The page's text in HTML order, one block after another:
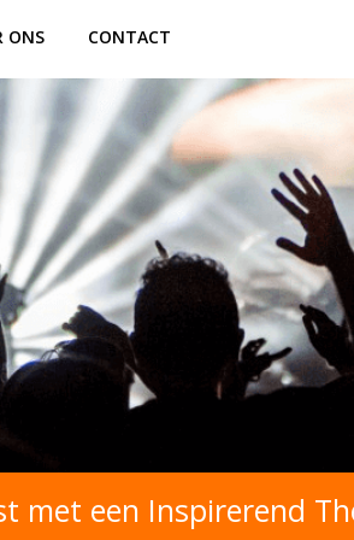
ONS CONTACT
met een Inspirerend